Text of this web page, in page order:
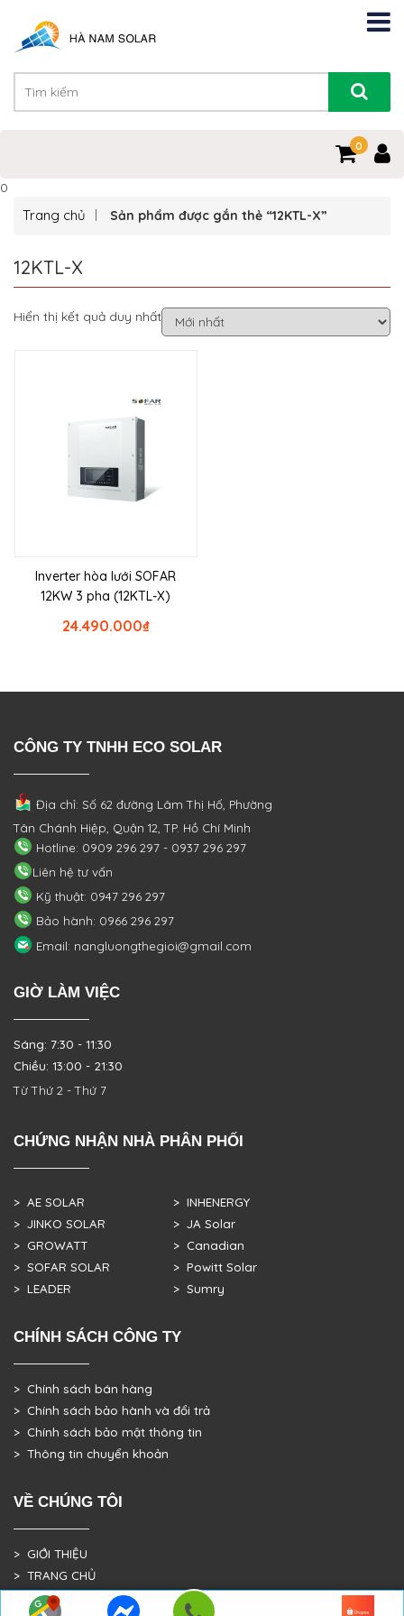
0
0
Trang chủ Sản phẩm được gắn thẻ “12KTL-X”
12KTL-X
Hiển thị kết quả duy nhất
Inverter hòa lưới SOFAR
12KW 3 pha (12KTL-X)
₫
24.490.000
CÔNG TY TNHH ECO SOLAR
Địa chỉ: Số 62 đường Lâm Thị Hố, Phường
Tân Chánh Hiệp, Quận 12, TP. Hồ Chí Minh
Hotline: 0909 296 297 - 0937 296 297
Liên hệ tư vấn
Kỹ thuật: 0947 296 297
Bảo hành: 0966 296 297
Email: nangluongthegioi@gmail.com
GIỜ LÀM VIỆC
Sáng: 7:30 - 11:30
Chiều: 13:00 - 21:30
Từ Thứ 2 - Thứ 7
CHỨNG NHẬN NHÀ PHÂN PHỐI
> AE SOLAR
> JINKO SOLAR
> GROWATT
> SOFAR SOLAR
> LEADER
> INHENERGY
> JA Solar
> Canadian
> Powitt Solar
> Sumry
CHÍNH SÁCH CÔNG TY
> Chính sách bán hàng
> Chính sách bảo hành và đổi trả
> Chính sách bảo mật thông tin
> Thông tin chuyển khoản
VỀ CHÚNG TÔI
> GIỚI THIỆU
> TRANG CHỦ
> DỰ ÁN THỰC TẾ